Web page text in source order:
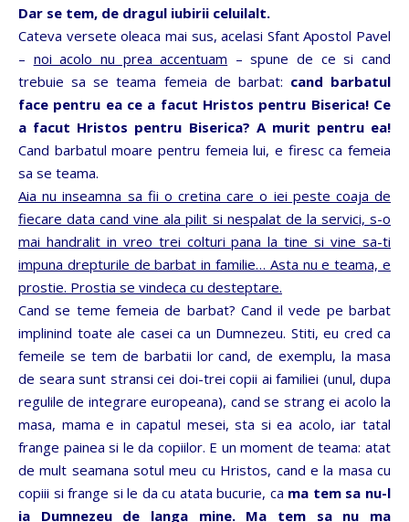
Dar se tem, de dragul iubirii celuilalt.
Cateva versete oleaca mai sus, acelasi Sfant Apostol Pavel
– noi acolo nu prea accentuam – spune de ce si cand
trebuie sa se teama femeia de barbat: cand barbatul
face pentru ea ce a facut Hristos pentru Biserica! Ce
a facut Hristos pentru Biserica? A murit pentru ea!
Cand barbatul moare pentru femeia lui, e firesc ca femeia
sa se teama.
Aia nu inseamna sa fii o cretina care o iei peste coaja de
fiecare data cand vine ala pilit si nespalat de la servici, s-o
mai handralit in vreo trei colturi pana la tine si vine sa-ti
impuna drepturile de barbat in familie… Asta nu e teama, e
prostie. Prostia se vindeca cu desteptare.
Cand se teme femeia de barbat? Cand il vede pe barbat
implinind toate ale casei ca un Dumnezeu. Stiti, eu cred ca
femeile se tem de barbatii lor cand, de exemplu, la masa
de seara sunt stransi cei doi-trei copii ai familiei (unul, dupa
regulile de integrare europeana), cand se strang ei acolo la
masa, mama e in capatul mesei, sta si ea acolo, iar tatal
frange painea si le da copiilor. E un moment de teama: atat
de mult seamana sotul meu cu Hristos, cand e la masa cu
copiii si frange si le da cu atata bucurie, ca ma tem sa nu-l
ia Dumnezeu de langa mine. Ma tem sa nu ma